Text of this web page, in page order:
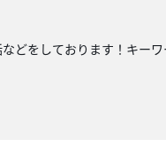
どをしております！キーワ